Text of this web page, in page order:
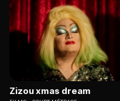
Zizou xmas dream